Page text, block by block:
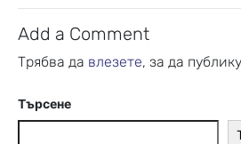
Add a Comment
Трябва да влезете, за да
Търсене